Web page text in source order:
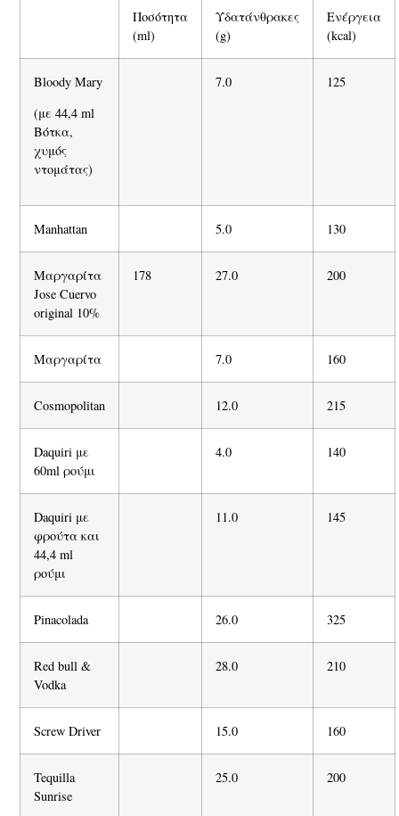
Ποσότητα
(ml)
Υδατάνθρακες
(g)
Ενέργεια
(kcal)
Bloody Mary
(με 44,4 ml
Βότκα,
χυμός
ντομάτας)
7.0 125
Manhattan 5.0 130
Μαργαρίτα
Jose Cuervo
original 10%
178 27.0 200
Μαργαρίτα 7.0 160
Cosmopolitan 12.0 215
Daquiri με
60ml ρούμι
4.0 140
Daquiri με
φρούτα και
44,4 ml
ρούμι
11.0 145
Pinacolada 26.0 325
Red bull &
Vodka
28.0 210
Screw Driver 15.0 160
Tequilla
Sunrise
25.0 200